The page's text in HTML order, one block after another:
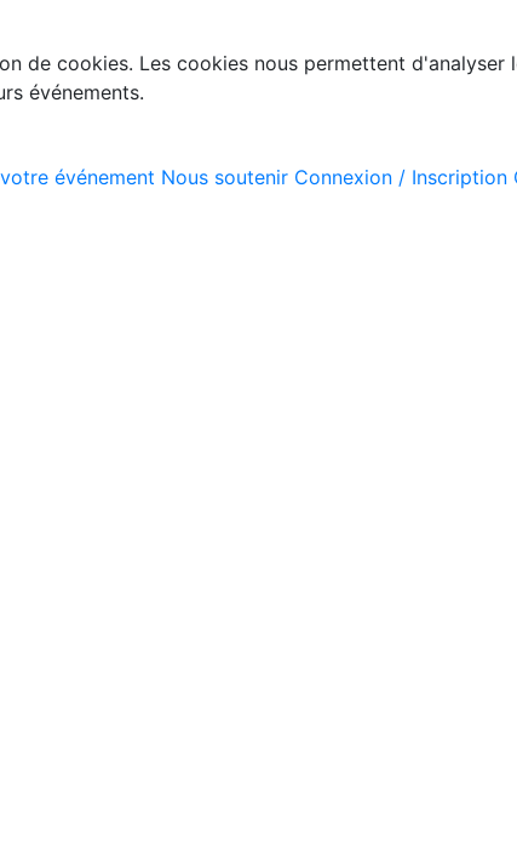
de cookies. Les cookies nous permettent d'analyser
événements.
événement Nous soutenir Connexion / Inscription